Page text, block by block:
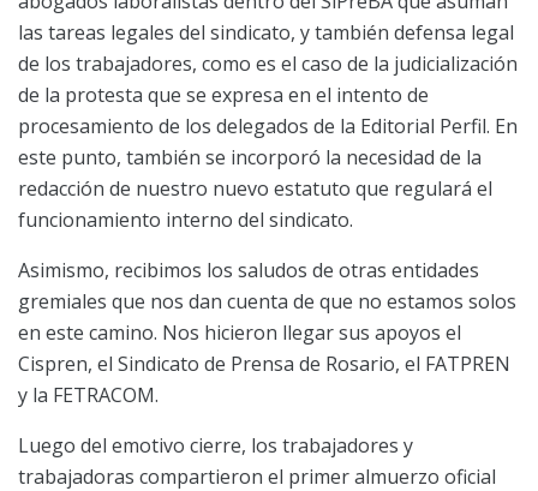
las tareas legales del sindicato, y también defensa legal
de los trabajadores, como es el caso de la judicialización
de la protesta que se expresa en el intento de
procesamiento de los delegados de la Editorial Perfil. En
este punto, también se incorporó la necesidad de la
redacción de nuestro nuevo estatuto que regulará el
funcionamiento interno del sindicato.
Asimismo, recibimos los saludos de otras entidades
gremiales que nos dan cuenta de que no estamos solos
en este camino. Nos hicieron llegar sus apoyos el
Cispren, el Sindicato de Prensa de Rosario, el FATPREN
y la FETRACOM.
Luego del emotivo cierre, los trabajadores y
trabajadoras compartieron el primer almuerzo oficial